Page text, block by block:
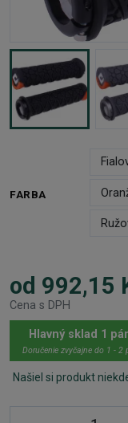
FARBA
od 992,15
Cena s DPH
Hlavný sklad 1
Doručenie zvyčajne do 1 - 2
Našiel si produkt